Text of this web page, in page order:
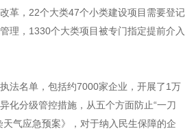
革，22个大类47个小类建设项目需要登记
理，1330个大类项目被专门指定提前介入
法名单，包括约7000家企业，开展了1万
化分级管控措施，从五个方面防止“一刀
天气应急预案》，对于纳入民生保障的企